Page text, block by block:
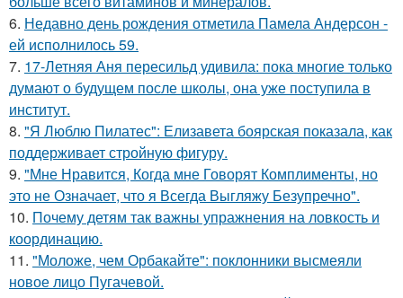
6. Недавно день рождения отметила Памела Андерсон -
ей исполнилось 59.
7. 17-Летняя Аня пересильд удивила: пока многие только
думают о будущем после школы, она уже поступила в
институт.
8. "Я Люблю Пилатес": Елизавета боярская показала, как
поддерживает стройную фигуру.
9. "Мне Нравится, Когда мне Говорят Комплименты, но
это не Означает, что я Всегда Выгляжу Безупречно".
10. Почему детям так важны упражнения на ловкость и
координацию.
11. "Моложе, чем Орбакайте": поклонники высмеяли
новое лицо Пугачевой.